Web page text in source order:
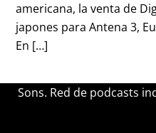
americana, la venta de
japones para Antena 3,
En […]
Sons. Red de podcasts